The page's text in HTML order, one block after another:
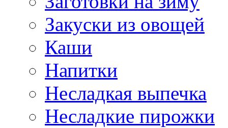
Закуски из овощей
Каши
Напитки
Несладкая выпечка
Несладкие пирожки